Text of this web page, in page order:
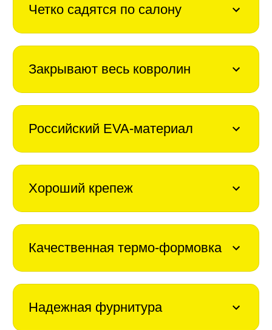
Четко садятся по салону
Закрывают весь ковролин
Российский EVA-материал
Хороший крепеж
Качественная термо-формовка
Надежная фурнитура